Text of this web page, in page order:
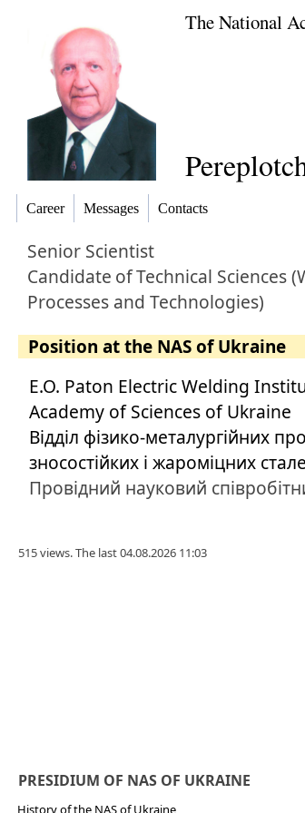
The National
Career Messages Contacts
Senior Scientist
Candidate ofTechnical Sciences
Processes and Technologies)
Position at the NAS of Ukraine
E.O. Paton Electric Welding
Academy of Sciences of Ukraine
Вiддiл фiзико-металургійних
зносостiйких i жароміцних
Провідний науковий
515 views. The last 04.08.2026 11:03
PRESIDIUM OF NAS OF UKRAINE
History of the NAS of Ukraine